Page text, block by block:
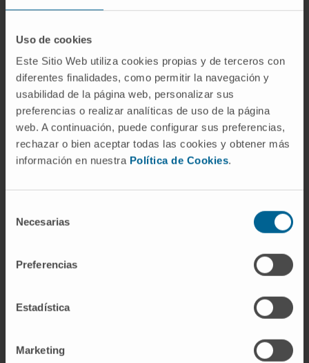
Uso de cookies
Este Sitio Web utiliza cookies propias y de terceros con
diferentes finalidades, como permitir la navegación y
usabilidad de la página web, personalizar sus
preferencias o realizar analíticas de uso de la página
web. A continuación, puede configurar sus preferencias,
rechazar o bien aceptar todas las cookies y obtener más
información en nuestra Política de Cookies.
Necesarias
Preferencias
Estadística
Marketing
Victoria desde 2014 hasta la 2017.
tercero de Medicina de la Universidad de
Navarra en el Campus de Madrid, desde
2023.
Ha desempeñado tareas docentes e
investigadoras en la categoría de Profesor
Colaborador en la Universidad de Navarra,
con dedicación a tiempo parcial, desde
Ha escrito múltiples artículos en
nacionales e internacionales como primer
Diversas ponencias y sesiones plenarias en
congresos nacionales e internacionales de
las distintas sociedades neurorradiológicas.
Múltiples trabajos en congresos nacionales